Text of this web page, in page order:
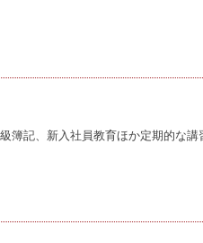
簿記、新入社員教育ほか定期的な講